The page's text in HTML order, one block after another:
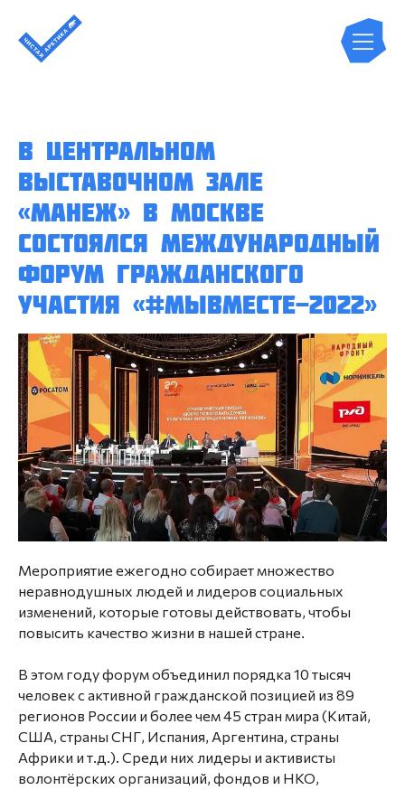
В Центральном
выставочном зале
«Манеж» в Москве
состоялся Международный
форум гражданского
участия «#МЫВМЕСТЕ-2022»
Мероприятие ежегодно собирает множество
неравнодушных людей и лидеров социальных
изменений, которые готовы действовать, чтобы
повысить качество жизни в нашей стране.
В этом году форум объединил порядка 10 тысяч
человек с активной гражданской позицией из 89
регионов России и более чем 45 стран мира (Китай,
США, страны СНГ, Испания, Аргентина, страны
Африки и т.д.). Среди них лидеры и активисты
волонтёрских организаций, фондов и НКО,